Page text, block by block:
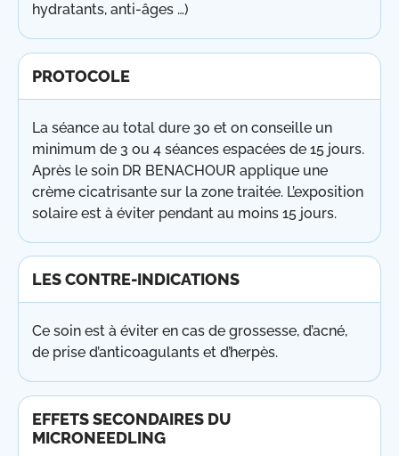
hydratants, anti-âges …)
PROTOCOLE
La séance au total dure 30 et on conseille un
minimum de 3 ou 4 séances espacées de 15 jours.
Après le soin DR BENACHOUR applique une
crème cicatrisante sur la zone traitée. L’exposition
solaire est à éviter pendant au moins 15 jours.
LES CONTRE-INDICATIONS
Ce soin est à éviter en cas de grossesse, d’acné,
de prise d’anticoagulants et d’herpès.
EFFETS SECONDAIRES DU
MICRONEEDLING